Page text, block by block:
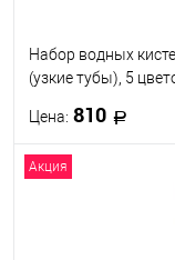
Набор водных
(узкие тубы), 5
Цена: 810
Акция